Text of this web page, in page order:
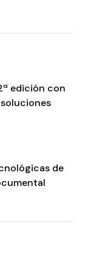
edición con
de